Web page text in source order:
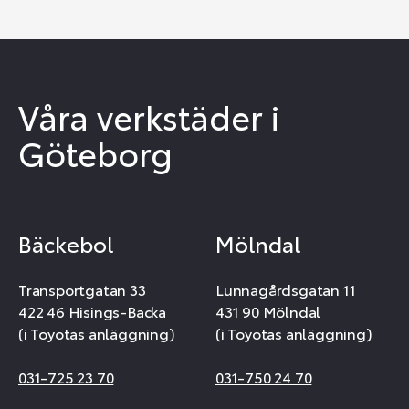
Våra verkstäder i
Göteborg
Bäckebol
Transportgatan 33
422 46 Hisings-Backa
(i Toyotas anläggning)
031-725 23 70
Mölndal
Lunnagårdsgatan 11
431 90 Mölndal
(i Toyotas anläggning)
031-750 24 70